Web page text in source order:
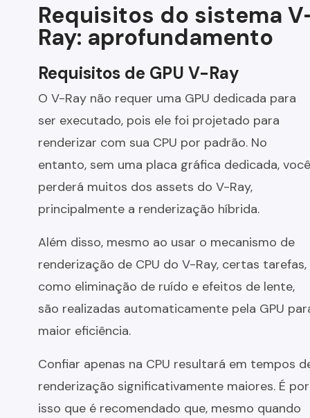
Requisitos do sistema
Ray: aprofundamento
Requisitos de GPU V-Ray
O V-Ray não requer uma GPU dedicada para
ser executado, pois ele foi projetado para
renderizar com sua CPU por padrão. No
entanto, sem uma placa gráfica dedicada, você
perderá muitos dos assets do V-Ray,
principalmente a renderização híbrida.
Além disso, mesmo ao usar o mecanismo de
renderização de CPU do V-Ray, certas tarefas,
como eliminação de ruído e efeitos de lente,
são realizadas automaticamente pela GPU
maior eficiência.
Confiar apenas na CPU resultará em tempos
renderização significativamente maiores. É por
isso que é recomendado que, mesmo quando